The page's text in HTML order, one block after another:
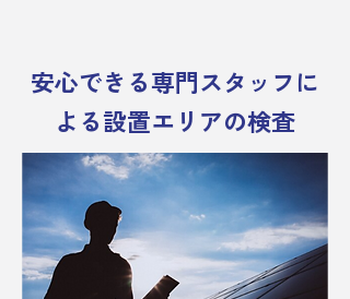
安心できる専門スタッフに
よる設置エリアの検査